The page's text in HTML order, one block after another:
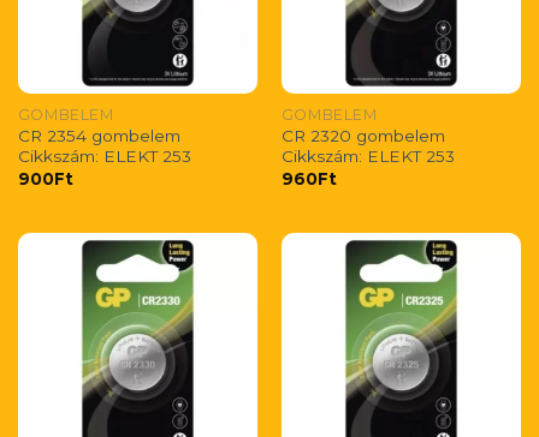
GOMBELEM
CR 2354 gombelem
Cikkszám: ELEKT 253
900Ft
GOMBELEM
CR 2320 gombelem
Cikkszám: ELEKT 253
960Ft